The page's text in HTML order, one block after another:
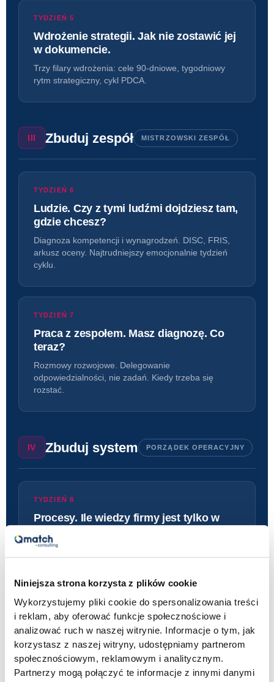
Niniejsza strona korzysta z plików cookie
Wykorzystujemy pliki cookie do spersonalizowania treści
i reklam, aby oferować funkcje społecznościowe i
analizować ruch w naszej witrynie. Informacje o tym, jak
korzystasz z naszej witryny, udostępniamy partnerom
społecznościowym, reklamowym i analitycznym.
Partnerzy mogą połączyć te informacje z innymi danymi
TYDZIEŃ 5
Wdrożenie strategii. Jak nie zostawić jej
w dokumencie.
Trzy filary wdrożenia: cele 90-dniowe, tygodniowy
rytm strategiczny, cykl PDCA.
III Zbuduj zespół MISTRZOWSKI ZESPÓŁ
TYDZIEŃ 6
Ludzie. Czy z tymi ludźmi dojdziesz tam,
gdzie chcesz?
Diagnoza kompetencji i wynagrodzeń. DISC, FRIS,
arkusz oceny. Najtrudniejszy emocjonalnie tydzień
cyklu.
TYDZIEŃ 7
Praca z zespołem. Masz diagnozę. Co
teraz?
Rozmowy rozwojowe. Delegowanie
odpowiedzialności, nie zadań. Kiedy trzeba się
rozstać.
IV Zbuduj system PORZĄDEK OPERACYJNY
TYDZIEŃ 8
Procesy. Ile wiedzy firmy jest tylko w
Audyt procesów. Optymalizacja i standaryzacja. AI w
TYDZIEŃ 9
Rytmy pracy. Efektywne spotkania to nie
oksymoron.
Tygodniowe i miesięczne rytmy zarządcze. Jak
rozliczać cele bez mikrozarządzania.